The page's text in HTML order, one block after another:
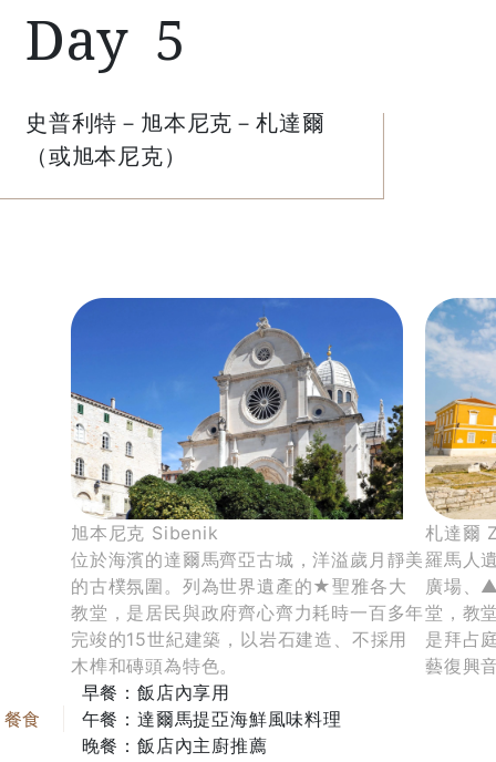
5
史普利特－旭本尼克－札達爾
（或旭本尼克）
旭本尼克 Sibenik
位於海濱的達爾馬齊亞古城，洋溢歲月靜美
的古樸氛圍。列為世界遺產的★聖雅各大
教堂，是居民與政府齊心齊力耗時一百多年
完竣的15世紀建築，以岩石建造、不採用
木榫和磚頭為特色。
札達爾
羅馬人
廣場、
堂，教
是拜占
藝復興
早餐：飯店內享用
午餐：達爾馬提亞海鮮風味料理
晚餐：飯店內主廚推薦